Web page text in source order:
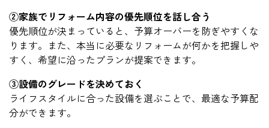
②家族でリフォーム内容の優先順位を話し合う
優先順位が決まっていると、予算オーバーを防ぎやすくな
ります。また、本当に必要なリフォームが何かを把握しや
すく、希望に沿ったプランが提案できます。
③設備のグレードを決めておく
ライフスタイルに合った設備を選ぶことで、最適な予算配
分ができます。